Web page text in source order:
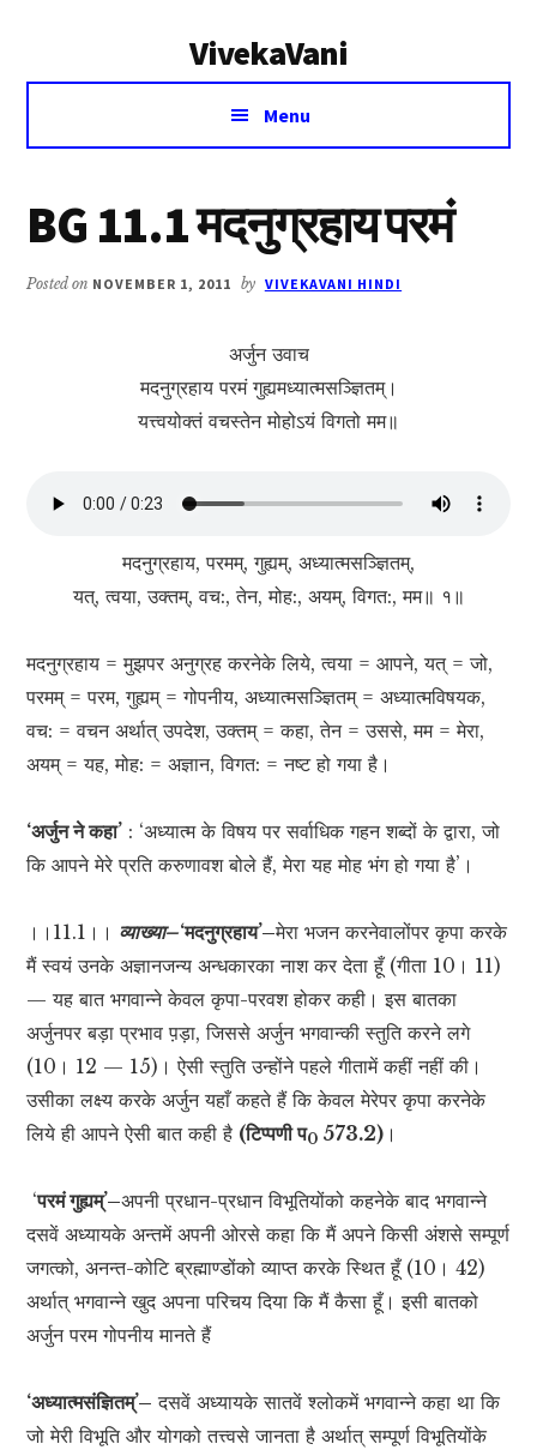
VivekaVani
Voice
Vivekananda
Menu
BG 11.1 मदनुग्रहाय परमं
Posted on NOVEMBER 1, 2011 by VIVEKAVANI HINDI
अर्जुन उवाच
मदनुग्रहाय परमं गुह्यमध्यात्मसञ्ज्ञितम्।
यत्त्वयोक्तं वचस्तेन मोहोऽयं विगतो मम॥
मदनुग्रहाय, परमम्, गुह्यम्, अध्यात्मसञ्ज्ञितम्,
यत्, त्वया, उक्तम्, वच:, तेन, मोह:, अयम्, विगत:, मम॥ १॥
मदनुग्रहाय = मुझपर अनुग्रह करनेके लिये, त्वया = आपने, यत् = जो,
परमम् = परम, गुह्यम् = गोपनीय, अध्यात्मसञ्ज्ञितम् = अध्यात्मविषयक,
वच: = वचन अर्थात् उपदेश, उक्तम् = कहा, तेन = उससे, मम = मेरा,
अयम् = यह, मोह: = अज्ञान, विगत: = नष्ट हो गया है।
‘अर्जुन ने कहा’ : ‘अध्यात्म के विषय पर सर्वाधिक गहन शब्दों के द्वारा, जो
कि आपने मेरे प्रति करुणावश बोले हैं, मेरा यह मोह भंग हो गया है’।
।।11.1।। व्याख्या–‘मदनुग्रहाय’–मेरा भजन करनेवालोंपर कृपा करके
मैं स्वयं उनके अज्ञानजन्य अन्धकारका नाश कर देता हूँ (गीता 10। 11)
— यह बात भगवान्ने केवल कृपा-परवश होकर कही। इस बातका
अर्जुनपर बड़ा प्रभाव प़ड़ा, जिससे अर्जुन भगवान्की स्तुति करने लगे
(10। 12 — 15)। ऐसी स्तुति उन्होंने पहले गीतामें कहीं नहीं की।
उसीका लक्ष्य करके अर्जुन यहाँ कहते हैं कि केवल मेरेपर कृपा करनेके
लिये ही आपने ऐसी बात कही है (टिप्पणी प0 573.2) ।
‘परमं गुह्यम्’–अपनी प्रधान-प्रधान विभूतियोंको कहनेके बाद भगवान्ने
दसवें अध्यायके अन्तमें अपनी ओरसे कहा कि मैं अपने किसी अंशसे सम्पूर्ण
जगत्को, अनन्त-कोटि ब्रह्माण्डोंको व्याप्त करके स्थित हूँ (10। 42)
अर्थात् भगवान्ने खुद अपना परिचय दिया कि मैं कैसा हूँ। इसी बातको
अर्जुन परम गोपनीय मानते हैं
‘अध्यात्मसंज्ञितम्’– दसवें अध्यायके सातवें श्लोकमें भगवान्ने कहा था कि
जो मेरी विभूति और योगको तत्त्वसे जानता है अर्थात् सम्पूर्ण विभूतियोंके